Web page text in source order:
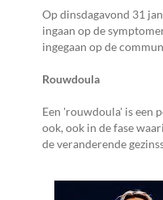
Op dinsdagavond 31
ingaan op de
ingegaan op de
Rouwdoula
Een 'rouwdoula' is een
ook, ook in de fase
de veranderende